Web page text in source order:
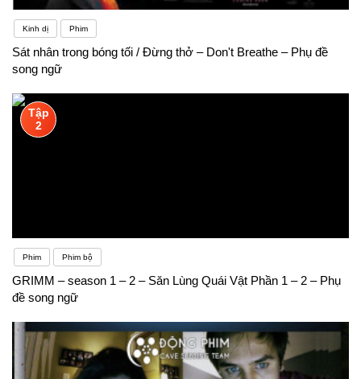
Kinh dị Phim
Sát nhân trong bóng tối / Đừng thở – Don't Breathe – Phụ đề
song ngữ
Tập
2
Phim Phim bộ
GRIMM – season 1 – 2 – Săn Lùng Quái Vật Phần 1 – 2 – Phụ
đề song ngữ